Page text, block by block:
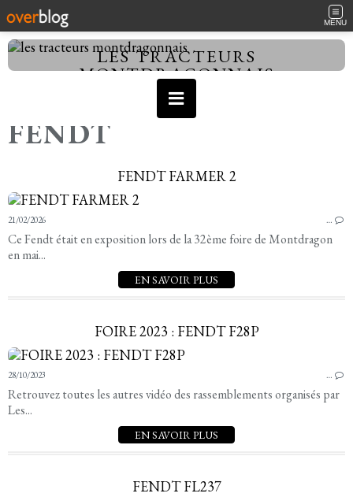
MENU
LES TRACTEURS
MONTDRAGONNAIS
FENDT
FENDT FARMER 2
21/02/2026 …
Ce Fendt était en exposition lors de la 32ème foire de Montdragon
en mai...
EN SAVOIR PLUS
FOIRE 2023 : FENDT F28P
28/10/2023 …
Retrouvez toutes les autres vidéo des rassemblements organisés par
Les...
EN SAVOIR PLUS
FENDT FL237